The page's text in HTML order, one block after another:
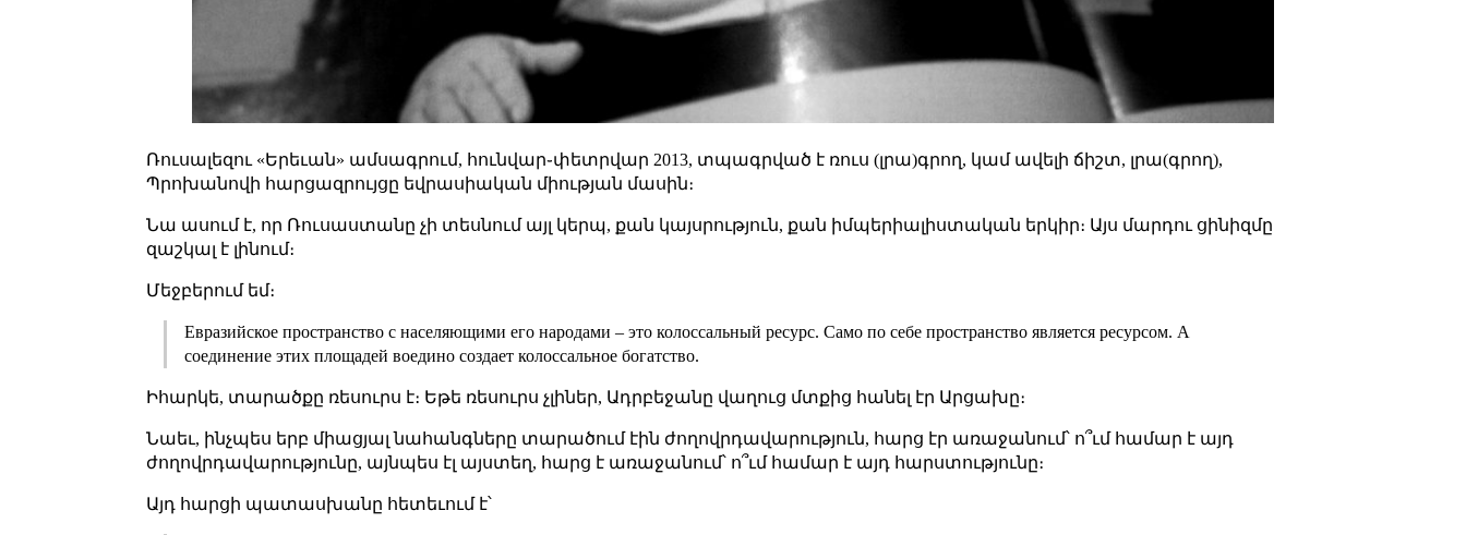
Ռուսալեզու «Երեւան» ամսագրում, հունվար֊փետրվար 2013, տպագրված է ռուս (լրա)գրող, կամ ավելի ճիշտ, լրա(գրող),
Պրոխանովի հարցազրույցը եվրասիական միության մասին։
Նա ասում է, որ Ռուսաստանը չի տեսնում այլ կերպ, քան կայսրություն, քան իմպերիալիստական երկիր։ Այս մարդու ցինիզմը
զաշկալ է լինում։
Մեջբերում եմ։
Евразийское пространство с населяющими его народами – это колоссальный ресурс. Само по себе пространство является ресурсом. А
соединение этих площадей воедино создает колоссальное богатство.
Իհարկե, տարածքը ռեսուրս է։ Եթե ռեսուրս չլիներ, Ադրբեջանը վաղուց մտքից հանել էր Արցախը։
Նաեւ, ինչպես երբ միացյալ նահանգները տարածում էին ժողովրդավարություն, հարց էր առաջանում՝ ո՞ւմ համար է այդ
ժողովրդավարությունը, այնպես էլ այստեղ, հարց է առաջանում՝ ո՞ւմ համար է այդ հարստությունը։
Այդ հարցի պատասխանը հետեւում է՝